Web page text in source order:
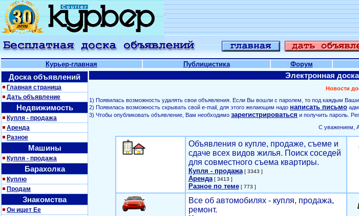
Курьер-главная Публицистика Форум
Доска объявлений
Главная страница
Дать объявление
Недвижимость
Купля - продажа
Аренда
Разное
Машины
Купля - продажа
Барахолка
Куплю
Продам
Знакомства
Он ищет Ее
Электронная
Новости
1) Появилась возможность удалять свои объявления. Если Вы вошли с паролем, то под каждым
2) Появилась возможность скрывать свой е-mail, для этого желающим надо написать письмо
3) Чтобы опубликовать объявление, Вам необходимо зарегистрироваться и получить пароль.
С уважением,
Объявления о купле, продаже, съеме и
сдаче всех видов жилья. Поиск соседей
для совместного съема квартиры.
Купля - продажа[ 3343 ]
Аренда[ 3413 ]
Разное по теме[ 773 ]
Все об автомобилях - купля, продажа,
ремонт.